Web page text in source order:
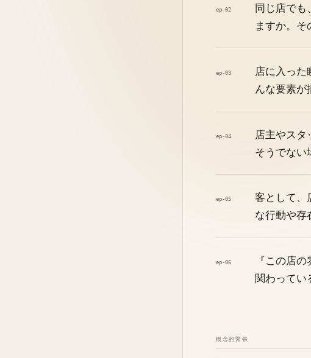
ep-02
同じ店でも
ますか。
ep-03
店に入っ
んな要素が
ep-04
店主やスタ
そうでない
ep-05
客として、
な行動や存
ep-06
『この店
関わってい
概念的緊張